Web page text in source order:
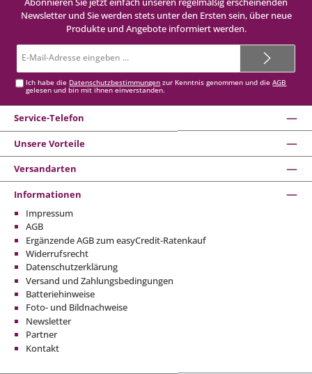
Newsletter und Sie werden stets unter den Ersten sein, über neue
Produkte und Angebote informiert werden.
Mail-
Ich habe die Datenschutzbestimmungen zur Kenntnis genommen und dieAGB
gelesen und bin mit ihnen einverstanden.
Service-Telefon
Unsere Vorteile
Versandarten
Informationen
Impressum
AGB
Ergänzende AGB zum easyCredit-Ratenkauf
Widerrufsrecht
Datenschutzerklärung
Versand und Zahlungsbedingungen
Batteriehinweise
Foto- und Bildnachweise
Newsletter
Partner
Kontakt